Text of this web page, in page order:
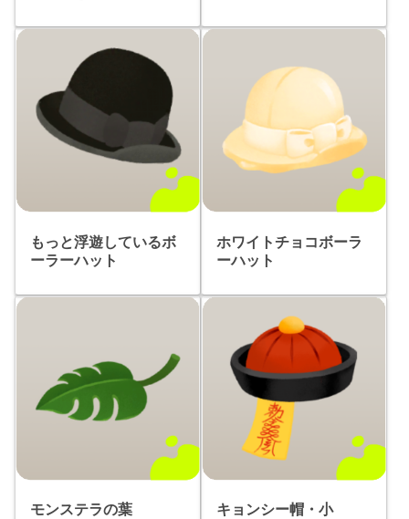
もっと浮遊しているボ
ーラーハット
ホワイトチョコボーラ
ーハット
モンステラの葉 キョンシー帽・小